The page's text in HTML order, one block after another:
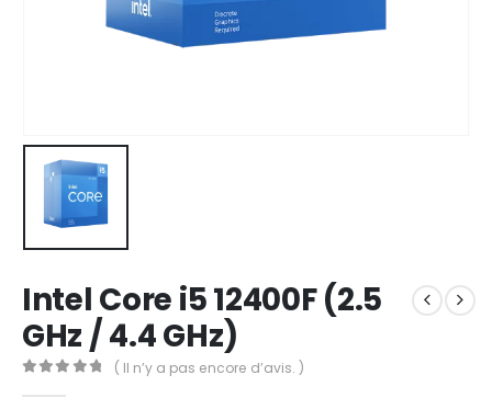
Intel Core i5 12400F (2.5
GHz / 4.4 GHz)
( Il n’y a pas encore d’avis. )